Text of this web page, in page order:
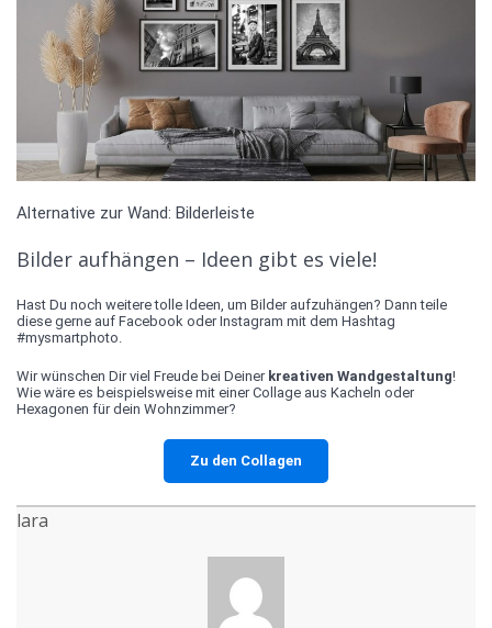
Alternative zur Wand: Bilderleiste
Bilder aufhängen – Ideen gibt es viele!
Hast Du noch weitere tolle Ideen, um Bilder aufzuhängen? Dann teile
diese gerne auf Facebook oder Instagram mit dem Hashtag
#mysmartphoto.
Wir wünschen Dir viel Freude bei Deiner kreativen Wandgestaltung!
Wie wäre es beispielsweise mit einer Collage aus Kacheln oder
Hexagonen für dein Wohnzimmer?
Zu den Collagen
lara